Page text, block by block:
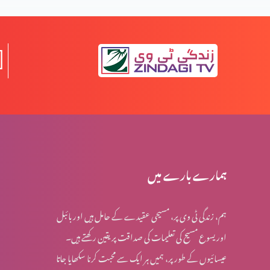
خدا سب سے زیادہ کس نبی سے ہم کلام ہوا؟
عیدِ مولودِ منجی العالمین
مصِر میں بنی اسرائیل پر ظلم و سِتم کے اسباب
حضرت یعقوب کے آخری ایام میں پیشنگوئی کی باتیں
ہمارے بارے میں
ہم، زندگی ٹی وی پر، مسیحی عقیدے کے حامل ہیں اور بائبل
اور یسوع مسیح کی تعلیمات کی صداقت پر یقین رکھتے ہیں۔
عیسائیوں کے طور پر، ہمیں ہر ایک سے محبت کرنا سکھایا جاتا